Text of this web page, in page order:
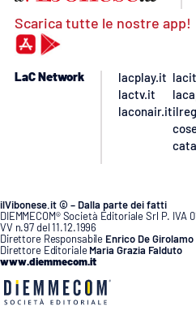
Scarica tutte le nostre app!
LaC Network
lacplay.it
lactv.it
laconair.it
ilVibonese.it © – Dalla parte dei fatti
DIEMMECOM® Società Editoriale Srl P. IVA
VV n.97 del 11.12.1996
Direttore Responsabile Enrico De Girolamo
Direttore Editoriale Maria Grazia Falduto
www.diemmecom.it